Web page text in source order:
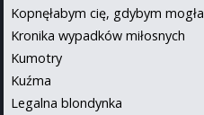
Kopnęłabym cię, gdybym mogła
Kronika wypadków miłosnych
Kumotry
Kuźma
Legalna blondynka